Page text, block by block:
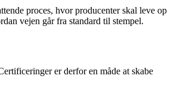
proces, hvor producenter skal leve op
vejen går fra standard til stempel.
er derfor en måde at skabe